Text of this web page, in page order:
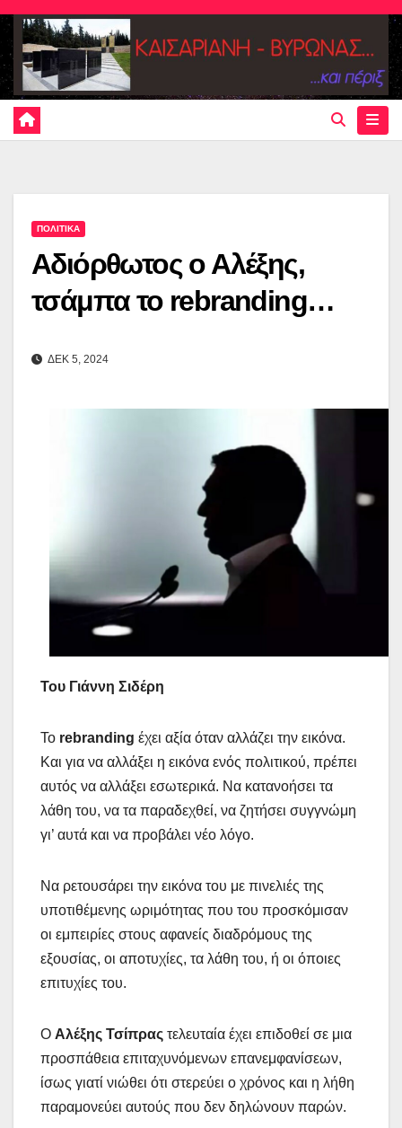
Skip
content
ΠΟΛΙΤΙΚΑ
Αδιόρθωτος ο Αλέξης,
τσάμπα το rebranding…
ΔΕΚ 5, 2024
Του Γιάννη Σιδέρη
Το rebranding έχει αξία όταν αλλάζει την εικόνα.
Και για να αλλάξει η εικόνα ενός πολιτικού, πρέπει
αυτός να αλλάξει εσωτερικά. Να κατανοήσει τα
λάθη του, να τα παραδεχθεί, να ζητήσει συγγνώμη
γι’ αυτά και να προβάλει νέο λόγο.
Να ρετουσάρει την εικόνα του με πινελιές της
υποτιθέμενης ωριμότητας που του προσκόμισαν
οι εμπειρίες στους αφανείς διαδρόμους της
εξουσίας, οι αποτυχίες, τα λάθη του, ή οι όποιες
επιτυχίες του.
Ο Αλέξης Τσίπρας τελευταία έχει επιδοθεί σε μια
προσπάθεια επιταχυνόμενων επανεμφανίσεων,
ίσως γιατί νιώθει ότι στερεύει ο χρόνος και η λήθη
παραμονεύει αυτούς που δεν δηλώνουν παρών.